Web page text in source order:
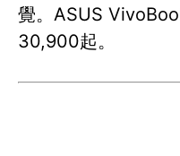
覺。ASUS
30,900起。